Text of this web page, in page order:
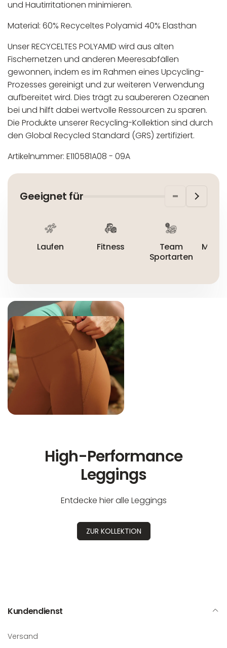
und Hautirritationen minimieren.
Material: 60% Recyceltes Polyamid 40% Elasthan
Unser RECYCELTES POLYAMID wird aus alten
Fischernetzen und anderen Meeresabfällen
gewonnen, indem es im Rahmen eines Upcycling-
Prozesses gereinigt und zur weiteren Verwendung
aufbereitet wird. Dies trägt zu saubereren Ozeanen
bei und hilft dabei wertvolle Ressourcen zu sparen.
Die Produkte unserer Recycling-Kollektion sind durch
den Global Recycled Standard (GRS) zertifiziert.
Artikelnummer: E110581A08 - 09A
Maschinenwäsche bis 30°C
Nicht bügeln
In der EU niedergelassener verantwortlicher
Geeignet für
Laufen Fitness
Team
Sportarten
High-Performance
Leggings
Entdecke hier alle Leggings
ZUR KOLLEKTION
Kundendienst
Versand